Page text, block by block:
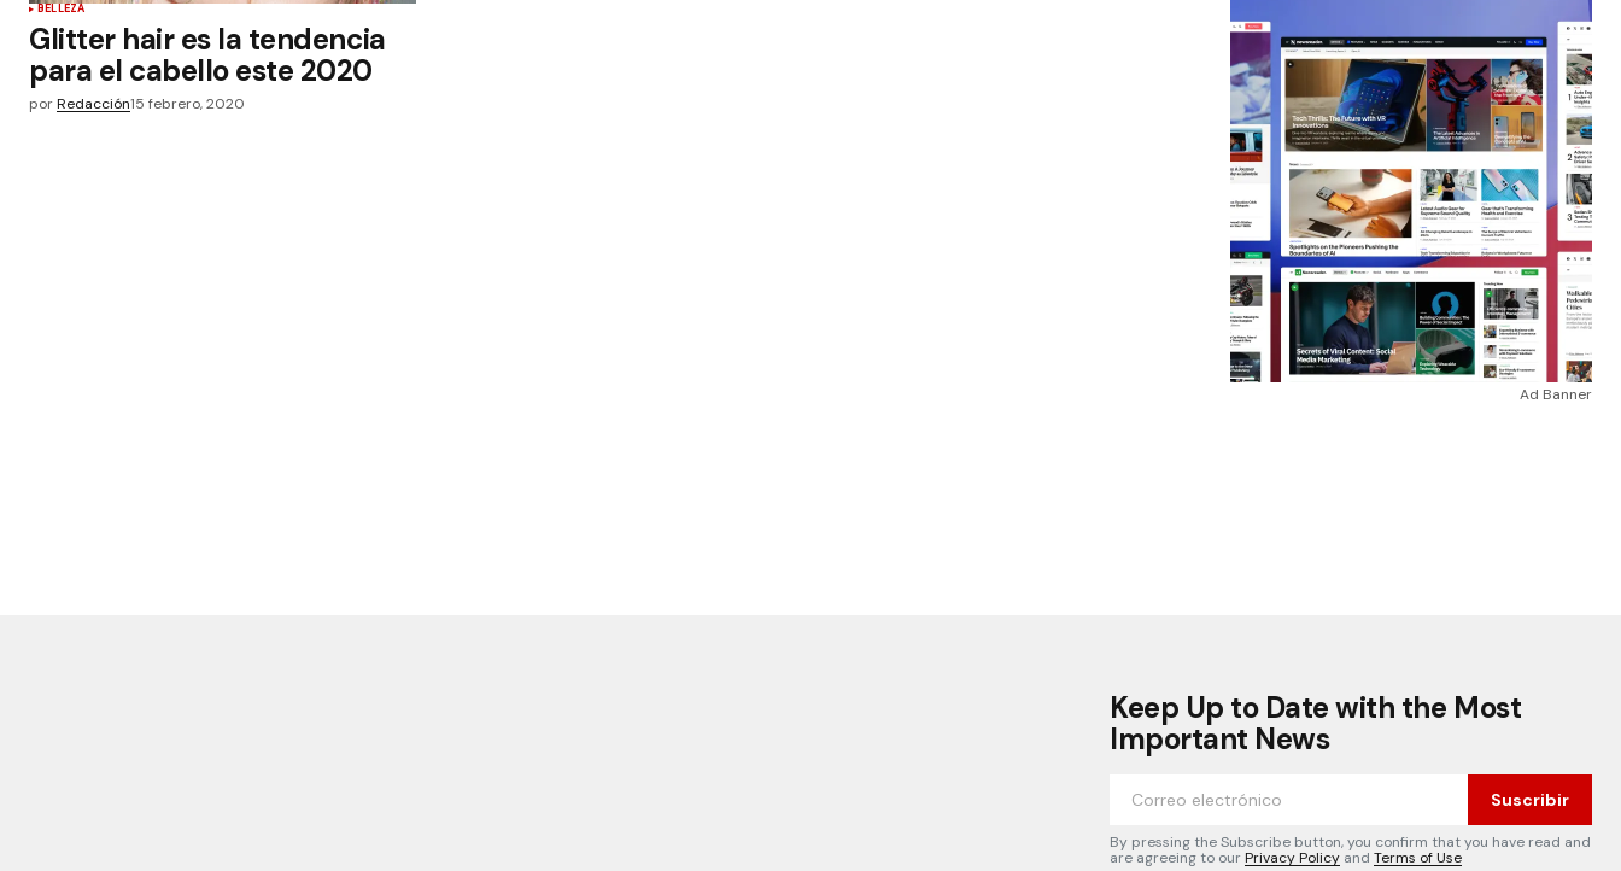
BELLEZA
Glitter hair es la tendencia
para el cabello este 2020
porRedacción15 febrero, 2020
Ad Banner
Keep Up to Date with the Most
Important News
Suscribir
By pressing the Subscribe button, you confirm that you have read and
are agreeing to ourPrivacy Policy and Terms of Use